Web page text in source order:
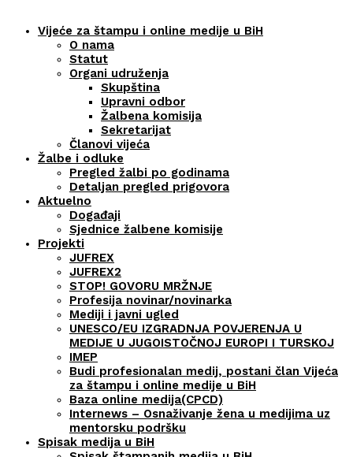
Vijeće za štampu i online medije u BiH
O nama
Statut
Organi udruženja
Skupština
Upravni odbor
Žalbena komisija
Sekretarijat
Članovi vijeća
Žalbe i odluke
Pregled žalbi po godinama
Detaljan pregled prigovora
Aktuelno
Događaji
Sjednice žalbene komisije
Projekti
JUFREX
JUFREX2
STOP! GOVORU MRŽNJE
Profesija novinar/novinarka
Mediji i javni ugled
UNESCO/EU IZGRADNJA POVJERENJA U
MEDIJE U JUGOISTOČNOJ EUROPI I TURSKOJ
IMEP
Budi profesionalan medij, postani član Vijeća
za štampu i online medije u BiH
Baza online medija(CPCD)
Internews – Osnaživanje žena u medijima uz
mentorsku podršku
Spisak medija u BiH